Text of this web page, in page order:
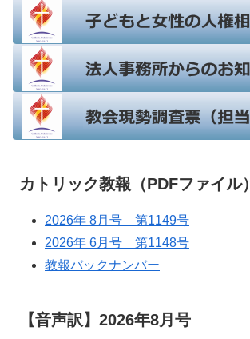
カトリック教報（PDFファイル）
2026年 8月号 第1149号
2026年 6月号 第1148号
教報バックナンバー
【音声訳】2026年8月号